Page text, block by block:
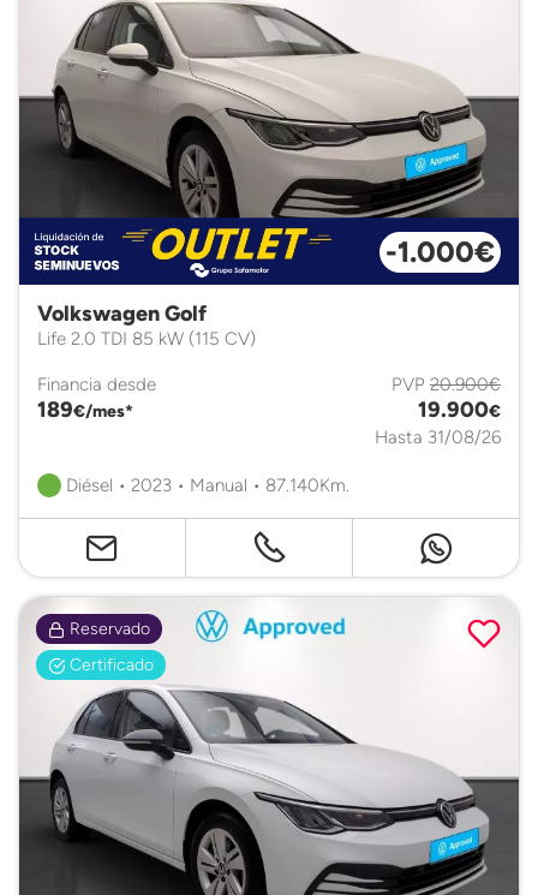
-1.000€
Volkswagen Golf
Life 2.0 TDI 85 kW (115 CV)
Financia desde
189€/mes*
PVP 20.900€
19.900€
Hasta 31/08/26
Diésel • 2023 • Manual • 87.140Km.
Reservado
Certificado